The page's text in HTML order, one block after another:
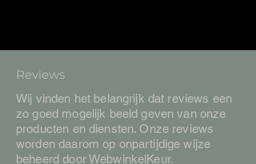
Reviews
Wij vinden het belangrijk dat reviews een
zo goed mogelijk beeld geven van onze
producten en diensten. Onze reviews
worden daarom op onpartijdige wijze
beheerd doorWebwinkelKeur.